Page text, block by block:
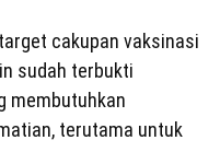
cakupan vaksinasi
sudah terbukti
membutuhkan
terutama untuk